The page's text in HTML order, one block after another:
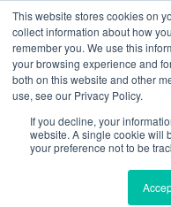
This website stores cookies on
collect information about how
remember you. We use this
your browsing experience and
both on this website and other
use, see our Privacy Policy.
If you decline, your
website. A single cookie will
your preference not to be
Aller
au
contenu
principal
01 84 20 18 48
Spécialiste
de la
à Paris La